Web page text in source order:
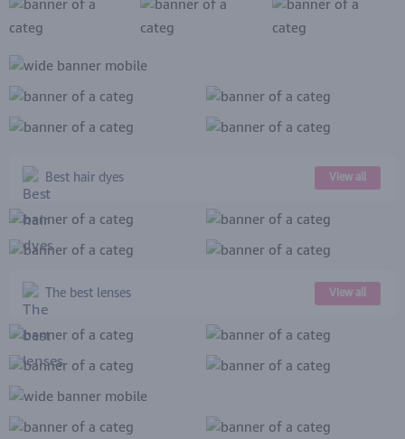
Best hair dyes View all
The best lenses View all